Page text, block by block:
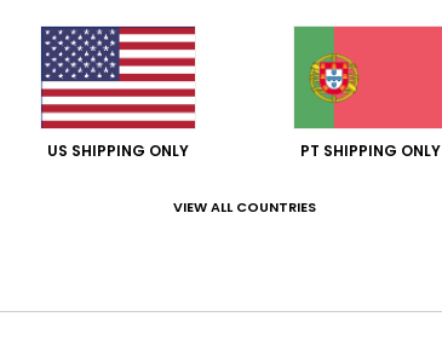
US SHIPPING ONLY PT SHIPPING ONLY
VIEW ALL COUNTRIES